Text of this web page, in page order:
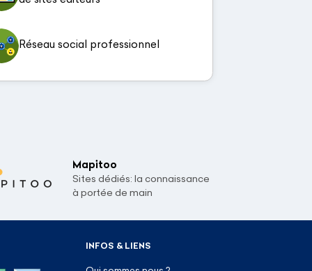
Réseau social professionnel
Mapitoo
Sites dédiés: la connaissance
à portée de main
INFOS & LIENS